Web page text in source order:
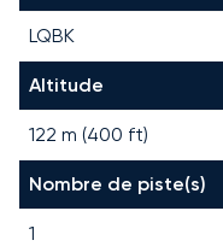
LQBK
Altitude
122 m (400 ft)
Nombre de piste(s)
1